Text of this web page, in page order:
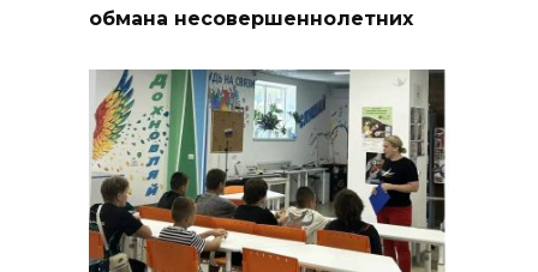
обмана несовершеннолетних